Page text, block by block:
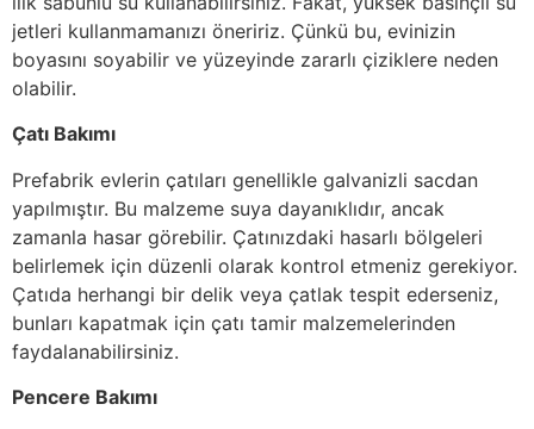
jetleri kullanmamanızı öneririz. Çünkü bu, evinizin
boyasını soyabilir ve yüzeyinde zararlı çiziklere neden
olabilir.
Çatı Bakımı
Prefabrik evlerin çatıları genellikle galvanizli sacdan
yapılmıştır. Bu malzeme suya dayanıklıdır, ancak
zamanla hasar görebilir. Çatınızdaki hasarlı bölgeleri
belirlemek için düzenli olarak kontrol etmeniz gerekiyor.
Çatıda herhangi bir delik veya çatlak tespit ederseniz,
bunları kapatmak için çatı tamir malzemelerinden
faydalanabilirsiniz.
Pencere Bakımı